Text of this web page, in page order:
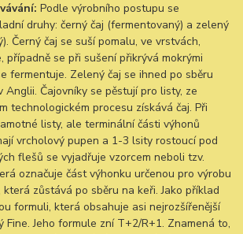
Podle výrobního postupu se
druhy: černý čaj (fermentovaný) a zelený
Černý čaj se suší pomalu, ve vrstvách,
případně se při sušení přikrývá mokrými
fermentuje. Zelený čaj se ihned po sběru
Anglii. Čajovníky se pěstují pro listy, ze
technologickém procesu získává čaj. Při
listy, ale terminální části výhonů
vrcholový pupen a 1-3 lsity rostoucí pod
flešů se vyjadřuje vzorcem neboli tzv.
označuje část výhonku určenou pro výrobu
zůstává po sběru na keři. Jako příklad
formuli, která obsahuje asi nejrozšířenější
Fine. Jeho formule zní T+2/R+1. Znamená to,